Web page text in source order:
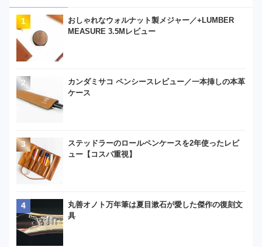
おしゃれなウォルナット製メジャー／+LUMBER
MEASURE 3.5Mレビュー
カンダミサコ ペンシースレビュー／一本挿しの本革
ケース
ステッドラーのロールペンケースを2年使ったレビ
ュー【コスパ重視】
丸善オノト万年筆は夏目漱石が愛した傑作の復刻文
具